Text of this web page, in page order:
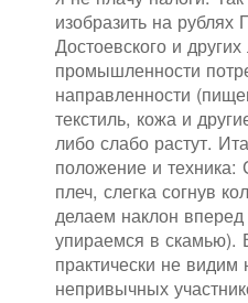
изобразить на рублях
Достоевского и
промышленности
направленности
текстиль, кожа и
либо слабо растут.
положение и
плеч, слегка согнув
делаем наклон
упираемся в скамью).
практически не
непривычных